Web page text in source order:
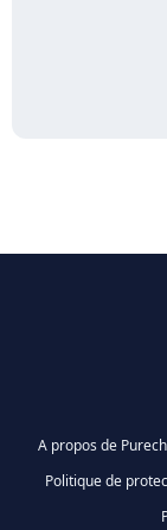
A propos de
Politique de